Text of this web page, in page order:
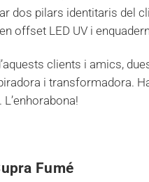
dos pilars identitaris del
offset LED UV i
clients i amics,
i transformadora.
Fumé